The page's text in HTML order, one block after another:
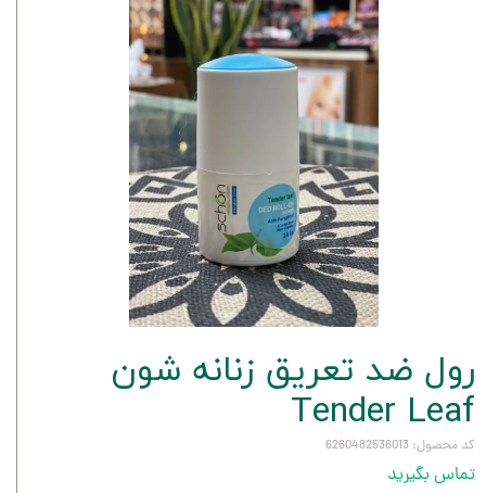
رول ضد تعریق زنانه شون
Tender Leaf
کد محصول: 6260482536013
تماس بگیرید